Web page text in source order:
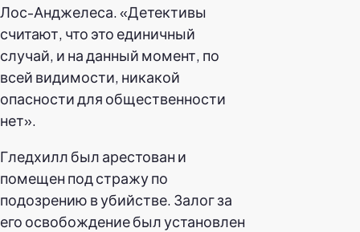
Лос-Анджелеса. «Детективы
считают, что это единичный
случай, и на данный момент, по
всей видимости, никакой
опасности для общественности
нет».
Гледхилл был арестован и
помещен под стражу по
подозрению в убийстве. Залог за
его освобождение был установлен